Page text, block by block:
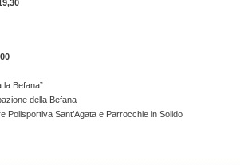
la Befana”
della Befana
Polisportiva Sant’Agata e Parrocchie in Solido